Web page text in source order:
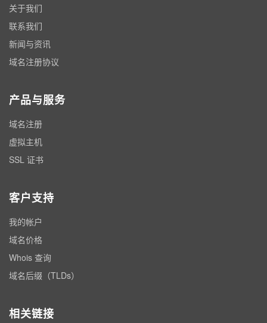
关于我们
联系我们
新闻与资讯
域名注册协议
产品与服务
域名注册
虚拟主机
SSL 证书
客户支持
我的帐户
域名价格
Whois 查询
域名后缀（TLDs）
相关链接